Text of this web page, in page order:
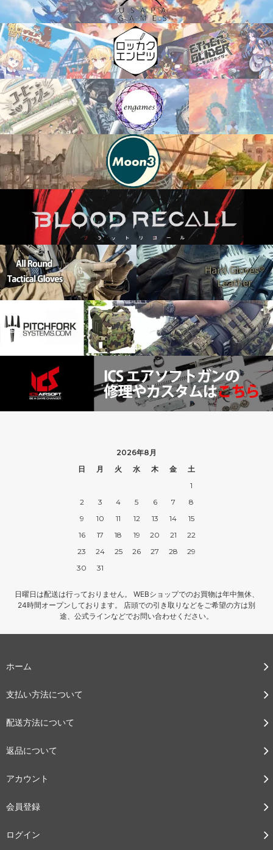
2026年8月
日
月 火 水 木 金
土
1
2
3 4 5 6 7
8
9
10 11 12 13 14
15
16
17 18 19 20 21
22
23
24 25 26 27 28
29
30
31
日曜日は配送は行っておりません。 WEBショップでのお買物は年中無休、
24時間オープンしております。 店頭での引き取りなどをご希望の方は別
途、公式ラインなどでお問い合わせください。
ホーム
支払い方法について
配送方法について
返品について
アカウント
会員登録
ログイン